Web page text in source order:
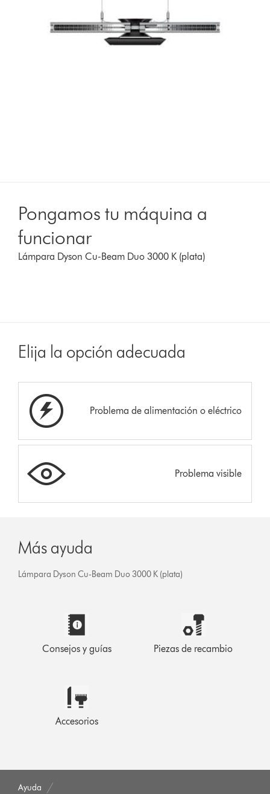
Pongamos tu máquina a
funcionar
Lámpara Dyson Cu-Beam Duo 3000 K (plata)
Elija la opción adecuada
Problema de alimentación o eléctrico
Problema visible
Más ayuda
Lámpara Dyson Cu-Beam Duo 3000 K (plata)
Consejos y guías Piezas de recambio
Accesorios
Ayuda